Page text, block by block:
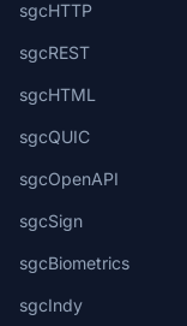
sgcHTTP
sgcREST
sgcHTML
sgcQUIC
sgcOpenAPI
sgcSign
sgcBiometrics
sgcIndy